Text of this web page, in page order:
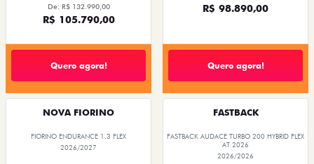
De: R$ 132.990,00
R$ 105.790,00
Quero agora!
R$ 98.890,00
Quero agora!
NOVA FIORINO
FIORINO ENDURANCE 1.3 FLEX
2026/2027
FASTBACK
FASTBACK AUDACE TURBO 200 HYBRID FLEX
AT 2026
2026/2026